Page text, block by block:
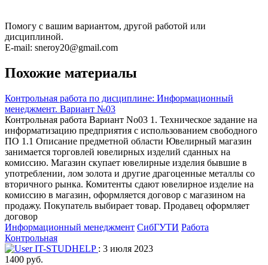
Помогу с вашим вариантом, другой работой или
дисциплиной.
E-mail: sneroy20@gmail.com
Похожие материалы
Контрольная работа по дисциплине: Информационный
менеджмент. Вариант №03
Контрольная работа Вариант No03 1. Техническое задание на
информатизацию предприятия с использованием свободного
ПО 1.1 Описание предметной области Ювелирный магазин
занимается торговлей ювелирных изделий сданных на
комиссию. Магазин скупает ювелирные изделия бывшие в
употреблении, лом золота и другие драгоценные металлы со
вторичного рынка. Комитенты сдают ювелирное изделие на
комиссию в магазин, оформляется договор с магазином на
продажу. Покупатель выбирает товар. Продавец оформляет
договор
Информационный менеджмент СибГУТИ Работа
Контрольная
IT-STUDHELP : 3 июля 2023
1400 руб.